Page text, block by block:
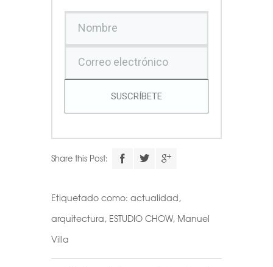
SUSCRÍBETE
Share this Post:
Etiquetado como: actualidad,
arquitectura, ESTUDIO CHOW, Manuel
Villa